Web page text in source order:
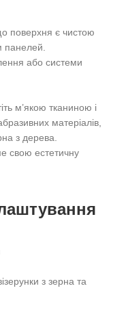
поверхня є чистою
панелей.
або системи
м’якою тканиною і
матеріалів,
з дерева.
свою естетичну
з зерна та